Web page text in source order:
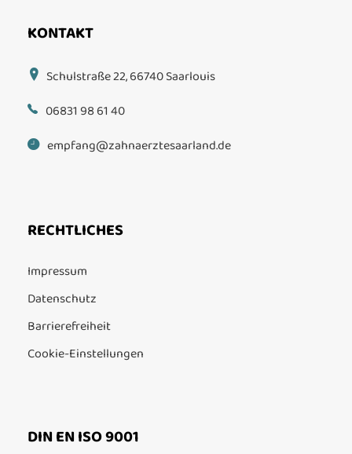
KONTAKT
Schulstraße 22, 66740 Saarlouis
06831 98 61 40
empfang@zahnaerztesaarland.de
RECHTLICHES
Impressum
Datenschutz
Barrierefreiheit
Cookie-Einstellungen
DIN EN ISO 9001